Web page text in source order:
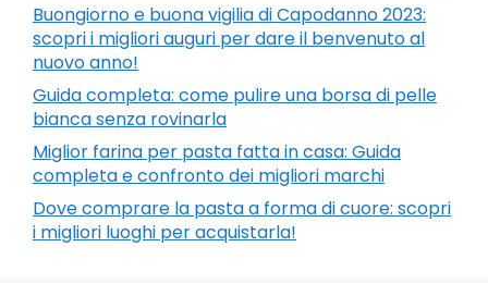
Buongiorno e buona vigilia di Capodanno 2023:
scopri i migliori auguri per dare il benvenuto al
nuovo anno!
Guida completa: come pulire una borsa di pelle
bianca senza rovinarla
Miglior farina per pasta fatta in casa: Guida
completa e confronto dei migliori marchi
Dove comprare la pasta a forma di cuore: scopri
i migliori luoghi per acquistarla!